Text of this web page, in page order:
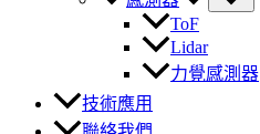
ToF
Lidar
力覺感測器
技術應用